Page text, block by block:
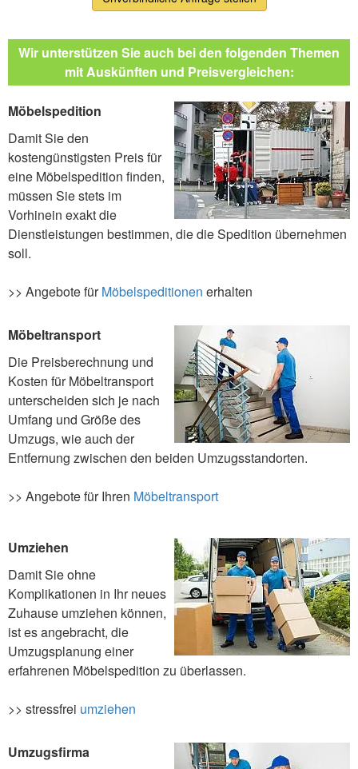
Wir unterstützen Sie auch bei den folgenden Themen
mit Auskünften und Preisvergleichen:
Möbelspedition
Damit Sie den
kostengünstigsten Preis für
eine Möbelspedition finden,
müssen Sie stets im
Vorhinein exakt die
Dienstleistungen bestimmen, die die Spedition übernehmen
soll.
>> Angebote fürMöbelspeditionen erhalten
Möbeltransport
Die Preisberechnung und
Kosten für Möbeltransport
unterscheiden sich je nach
Umfang und Größe des
Umzugs, wie auch der
Entfernung zwischen den beiden Umzugsstandorten.
>> Angebote für Ihren Möbeltransport
Umziehen
Damit Sie ohne
Komplikationen in Ihr neues
Zuhause umziehen können,
ist es angebracht, die
Umzugsplanung einer
erfahrenen Möbelspedition zu überlassen.
>> stressfrei umziehen
Umzugsfirma